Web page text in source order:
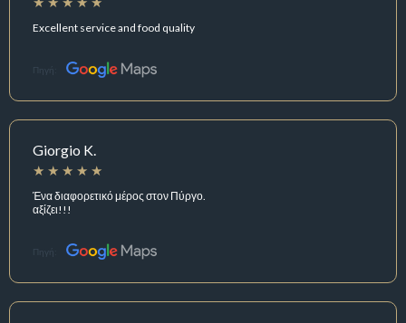
Excellent service and food quality
Πηγή:
Giorgio K.
Ένα διαφορετικό μέρος στον Πύργο.
αξίζει!!!
Πηγή: